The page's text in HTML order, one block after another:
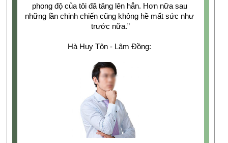
phong độ của tôi đã tăng lên hẳn. Hơn nữa sau
những lần chinh chiến cũng không hề mất sức như
trước nữa.”
Hà Huy Tôn - Lâm Đồng: